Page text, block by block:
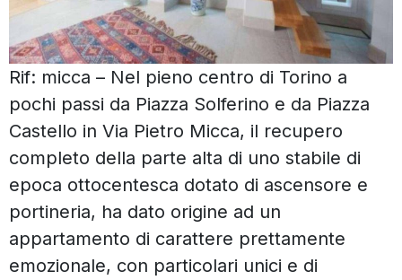
Rif: micca – Nel pieno centro di Torino a
pochi passi da Piazza Solferino e da Piazza
Castello in Via Pietro Micca, il recupero
completo della parte alta di uno stabile di
epoca ottocentesca dotato di ascensore e
portineria, ha dato origine ad un
appartamento di carattere prettamente
emozionale, con particolari unici e di